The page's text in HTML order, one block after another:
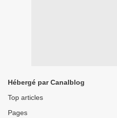
Hébergé par Canalblog
Top articles
Pages